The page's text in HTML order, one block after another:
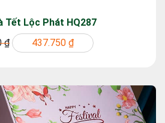
Tết Lộc Phát HQ287
₫
437.750 ₫